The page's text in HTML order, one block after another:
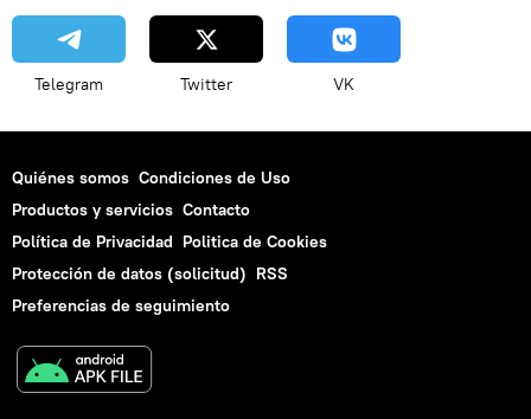
Telegram Twitter VK
Quiénes somos Condiciones de Uso
Productos y servicios Contacto
Política de Privacidad Politica de Cookies
Protección de datos (solicitud) RSS
Preferencias de seguimiento